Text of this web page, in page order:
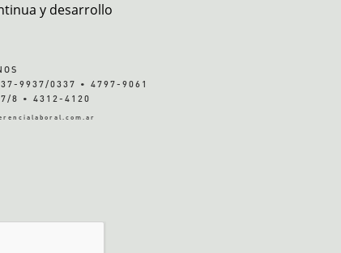
y desarrollo
9937/0337 • 4797-9061
8 • 4312-4120